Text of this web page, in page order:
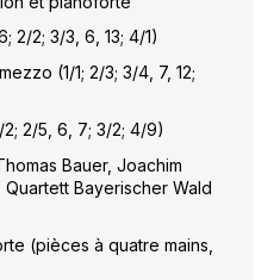
2/2; 3/3, 6, 13; 4/1)
(1/1; 2/3; 3/4, 7, 12;
2/5, 6, 7; 3/2; 4/9)
Bauer, Joachim
Bayerischer Wald
(pièces à quatre mains,